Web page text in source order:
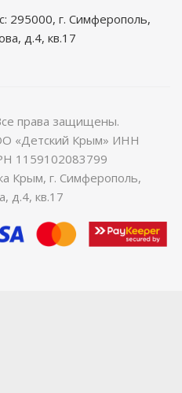
295000, г. Симферополь,
д.4, кв.17
права защищены.
«Детский Крым» ИНН
1159102083799
Крым, г. Симферополь,
д.4, кв.17